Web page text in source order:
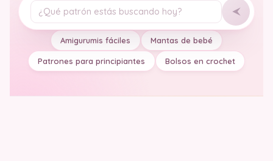
Tu pregunta
Amigurumis fáciles Mantas de bebé
Patrones para principiantes Bolsos en crochet